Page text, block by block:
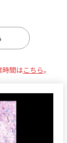
間はこちら。